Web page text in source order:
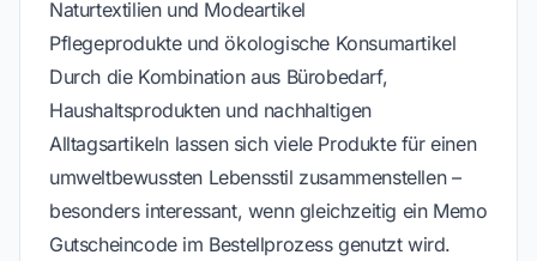
Naturtextilien und Modeartikel
Pflegeprodukte und ökologische Konsumartikel
Durch die Kombination aus Bürobedarf,
Haushaltsprodukten und nachhaltigen
Alltagsartikeln lassen sich viele Produkte für einen
umweltbewussten Lebensstil zusammenstellen –
besonders interessant, wenn gleichzeitig ein Memo
Gutscheincode im Bestellprozess genutzt wird.